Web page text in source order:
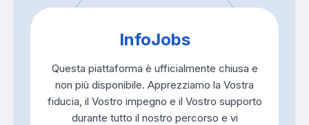
InfoJobs
Questa piattaforma è ufficialmente chiusa e
non più disponibile. Apprezziamo la Vostra
fiducia, il Vostro impegno e il Vostro supporto
durante tutto il nostro percorso e vi